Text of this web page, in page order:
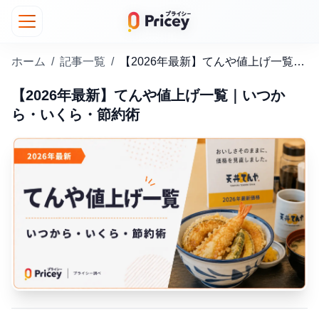
ホーム / 記事一覧 / 【2026年最新】てんや値上げ一覧｜いつから・いくら・節約術
【2026年最新】てんや値上げ一覧｜いつか
ら・いくら・節約術